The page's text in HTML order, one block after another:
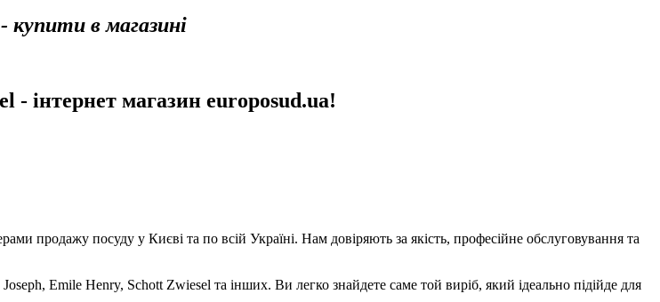
в магазині
інтернет магазин europosud.ua!
продажу посуду у Києві та по всій Україні. Нам довіряють за якість, професійне обслуговування та
Emile Henry, Schott Zwiesel та інших. Ви легко знайдете саме той виріб, який ідеально підійде для